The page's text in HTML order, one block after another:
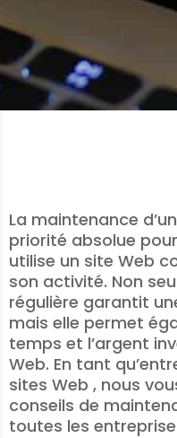
La maintenance
priorité absolue
utilise un site Web
son activité. Non
régulière garantit
mais elle permet
temps et l’argent
Web. En tant
sites Web , nous
conseils de
toutes les